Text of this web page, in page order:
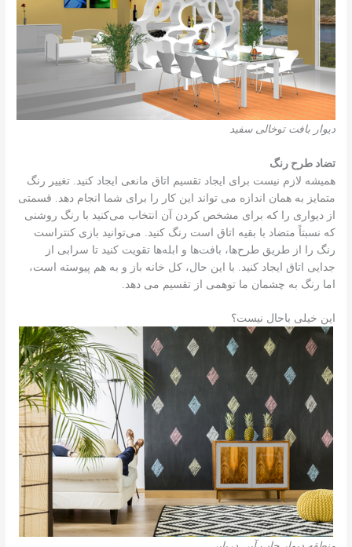
دیوار بافت توخالی سفید
تضاد طرح رنگ
همیشه لازم نیست برای ایجاد تقسیم اتاق مانعی ایجاد کنید. تغییر رنگ
متمایز به همان اندازه می تواند این کار را برای شما انجام دهد. قسمتی
از دیواری را که برای مشخص کردن آن انتخاب می‌کنید با رنگ روشنی
که نسبتاً متضاد با بقیه اتاق است رنگ کنید. می‌توانید بازی کنتراست
رنگ را از طریق طرح‌ها، بافت‌ها و ابله‌ها تقویت کنید تا سرابی از
جدایی اتاق ایجاد کنید. با این حال، کل خانه باز و به هم پیوسته است،
اما رنگ به چشمان ما توهمی از تقسیم می دهد.
این خیلی باحال نیست؟